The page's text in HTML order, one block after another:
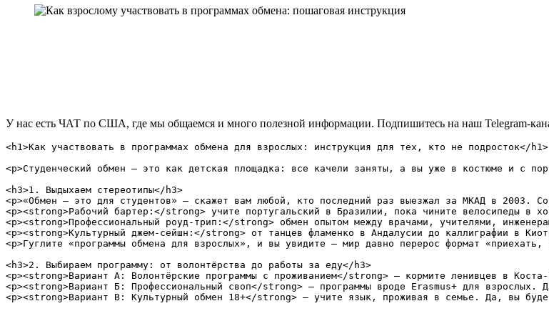
У нас есть ЧАТ по США, где мы общаемся и много полезной информации. Подпишитесь на наш Telegram-
<h1>Как участвовать в программах обмена для взрослых: инструкция для тех, кто не подросток</h1>
<p>Студенческий обмен — это как детская площадка: все качели заняты, а вы уже в костюме и с
<h3>1. Выдыхаем стереотипы</h3>
<p>«Обмен — это для студентов» — скажет вам любой, кто последний раз выезжал за МКАД в 2003.
<p><strong>Рабочий бартер:</strong> учите португальский в Бразилии, пока чините велосипеды в
<p><strong>Профессиональный роуд-трип:</strong> обмен опытом между врачами, учителями,
<p><strong>Культурный джем-сейшн:</strong> от танцев фламенко в Андалусии до каллиграфии в
<p>Гуглите «программы обмена для взрослых», и вы увидите — мир давно перерос формат
<h3>2. Выбираем программу: от волонтёрства до работы за еду</h3>
<p><strong>Вариант А: Волонтёрские программы с проживанием</strong> — кормите ленивцев в
<p><strong>Вариант Б: Профессиональный своп</strong> — программы вроде Erasmus+ для
<p><strong>Вариант В: Культурный обмен 18+</strong> — учите язык, проживая в семье. Да, вы